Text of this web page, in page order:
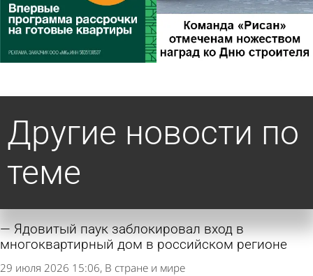
Другие новости по
теме
Ядовитый паук заблокировал вход в
многоквартирный дом в российском регионе
29 июля 2026 15:06 В стране и мире